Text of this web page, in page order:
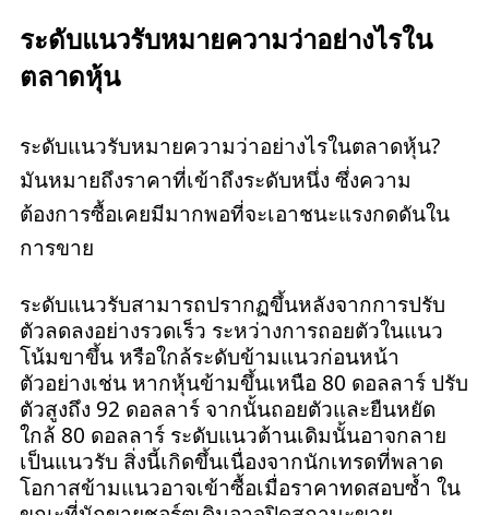
ระดับแนวรับหมายความว่าอย่างไรใน
ตลาดหุ้น
ระดับแนวรับหมายความว่าอย่างไรในตลาดหุ้น?
มันหมายถึงราคาที่เข้าถึงระดับหนึ่ง ซึ่งความ
ต้องการซื้อเคยมีมากพอที่จะเอาชนะแรงกดดันใน
การขาย
ระดับแนวรับสามารถปรากฏขึ้นหลังจากการปรับ
ตัวลดลงอย่างรวดเร็ว ระหว่างการถอยตัวในแนว
โน้มขาขึ้น หรือใกล้ระดับข้ามแนวก่อนหน้า
ตัวอย่างเช่น หากหุ้นข้ามขึ้นเหนือ 80 ดอลลาร์ ปรับ
ตัวสูงถึง 92 ดอลลาร์ จากนั้นถอยตัวและยืนหยัด
ใกล้ 80 ดอลลาร์ ระดับแนวต้านเดิมนั้นอาจกลาย
เป็นแนวรับ สิ่งนี้เกิดขึ้นเนื่องจากนักเทรดที่พลาด
โอกาสข้ามแนวอาจเข้าซื้อเมื่อราคาทดสอบซ้ำ ใน